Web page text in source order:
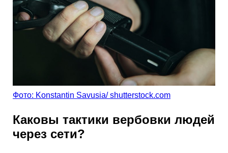
Фото: Konstantin Savusia/ shutterstock.com
Каковы тактики вербовки людей
через сети?